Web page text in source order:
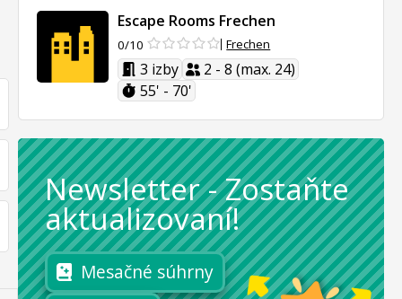
Escape Rooms Frechen
0/10 Frechen
3 izby
2 - 8 (max. 24)
55' - 70'
Newsletter -Zostaňte
aktualizovaní!
Mesačné súhrny